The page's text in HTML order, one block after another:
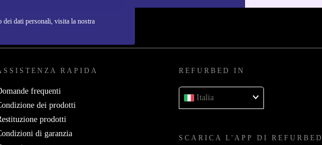
dati personali, visita la nostra
RAPIDA
frequenti
dei prodotti
prodotti
di garanzia
REFURBED IN
Italia
SCARICA L'APP DI REFURBED